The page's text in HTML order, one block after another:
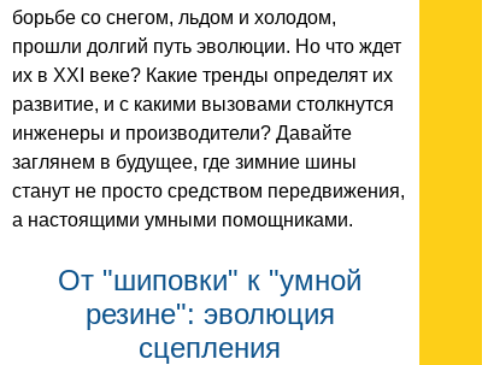
борьбе со снегом, льдом и холодом,
прошли долгий путь эволюции. Но что ждет
их в XXI веке? Какие тренды определят их
развитие, и с какими вызовами столкнутся
инженеры и производители? Давайте
заглянем в будущее, где зимние шины
станут не просто средством передвижения,
а настоящими умными помощниками.
От "шиповки" к "умной
резине": эволюция
сцепления